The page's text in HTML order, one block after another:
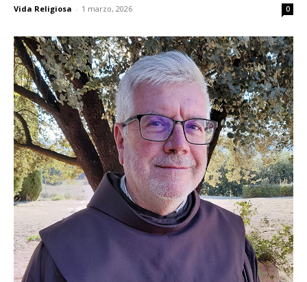
Vida Religiosa - 1 marzo, 2026 0